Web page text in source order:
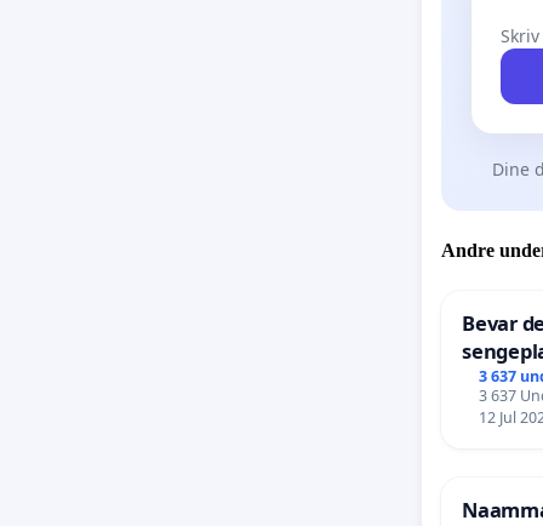
Dine
Andre
Bevar
3 637
3 637
12 Jul